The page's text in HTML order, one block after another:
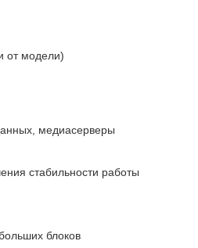
от модели)
медиасерверы
стабильности работы
блоков